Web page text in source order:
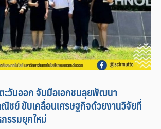
วันออก จับมือเอกชนลุยพัฒนา
ณิชย์ ขับเคลื่อนเศรษฐกิจด้วยงานวิจัยที่
รรมยุคใหม่